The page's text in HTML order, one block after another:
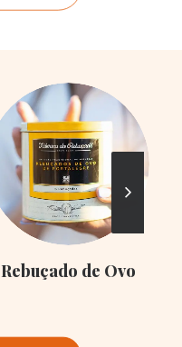
Rebuçado de Ovo